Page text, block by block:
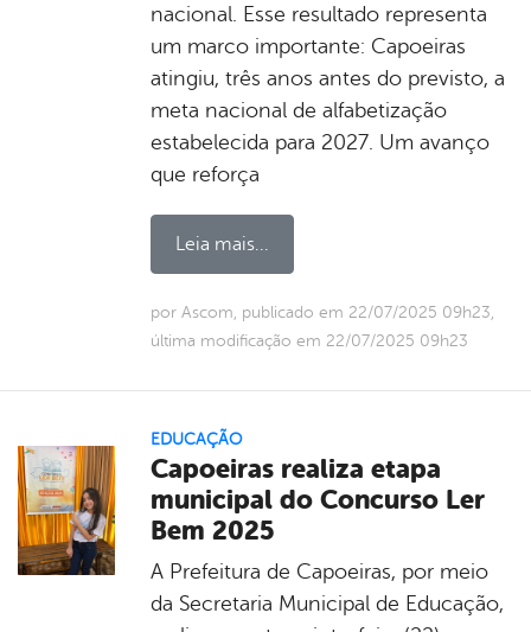
nacional. Esse resultado representa
um marco importante: Capoeiras
atingiu, três anos antes do previsto, a
meta nacional de alfabetização
estabelecida para 2027. Um avanço
que reforça
Leia mais...
por Ascom, publicado em 22/07/2025 09h23,
última modificação em 22/07/2025 09h23
EDUCAÇÃO
Capoeiras realiza etapa
municipal do Concurso Ler
Bem 2025
A Prefeitura de Capoeiras, por meio
da Secretaria Municipal de Educação,